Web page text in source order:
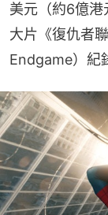
美元（約6億
大片《復仇者
Endgame）紀